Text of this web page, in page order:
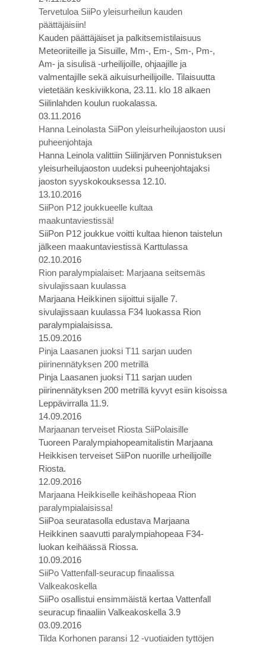
Tervetuloa SiiPo yleisurheilun kauden
päättäjäisiin!
Kauden päättäjäiset ja palkitsemistilaisuus
Meteoriiteille ja Sisuille, Mm-, Em-, Sm-, Pm-,
Am- ja sisulisä -urheilijoille, ohjaajille ja
valmentajille sekä aikuisurheilijoille. Tilaisuutta
vietetään keskiviikkona, 23.11. klo 18 alkaen
Siilinlahden koulun ruokalassa.
03.11.2016
Hanna Leinolasta SiiPon yleisurheilujaoston uusi
puheenjohtaja
Hanna Leinola valittiin Siilinjärven Ponnistuksen
yleisurheilujaoston uudeksi puheenjohtajaksi
jaoston syyskokouksessa 12.10.
13.10.2016
SiiPon P12 joukkueelle kultaa
maakuntaviestissä!
SiiPon P12 joukkue voitti kultaa hienon taistelun
jälkeen maakuntaviestissä Karttulassa
02.10.2016
Rion paralympialaiset: Marjaana seitsemäs
sivulajissaan kuulassa
Marjaana Heikkinen sijoittui sijalle 7.
sivulajissaan kuulassa F34 luokassa Rion
paralympialaisissa.
15.09.2016
Pinja Laasanen juoksi T11 sarjan uuden
piirinennätyksen 200 metrillä
Pinja Laasanen juoksi T11 sarjan uuden
piirinennätyksen 200 metrillä kyvyt esiin kisoissa
Leppävirralla 11.9.
14.09.2016
Marjaanan terveiset Riosta SiiPolaisille
Tuoreen Paralympiahopeamitalistin Marjaana
Heikkisen terveiset SiiPon nuorille urheilijoille
Riosta.
12.09.2016
Marjaana Heikkiselle keihäshopeaa Rion
paralympialaisissa!
SiiPoa seuratasolla edustava Marjaana
Heikkinen saavutti paralympiahopeaa F34-
luokan keihäässä Riossa.
10.09.2016
SiiPo Vattenfall-seuracup finaalissa
Valkeakoskella
SiiPo osallistui ensimmäistä kertaa Vattenfall
seuracup finaaliin Valkeakoskella 3.9
03.09.2016
Tilda Korhonen paransi 12 -vuotiaiden tyttöjen